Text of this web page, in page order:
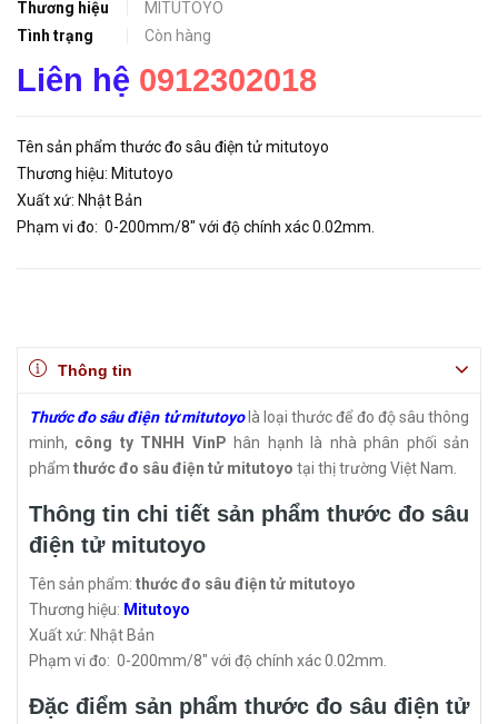
Thương hiệu
MITUTOYO
Tình trạng
Còn hàng
Liên hệ 0912302018
Tên sản phẩm thước đo sâu điện tử mitutoyo
Thương hiệu: Mitutoyo
Xuất xứ: Nhật Bản
Phạm vi đo: 0-200mm/8" với độ chính xác 0.02mm.
Thông tin
Thước đo sâu điện tử mitutoyolà loại thước để đo độ sâu thông
minh, công ty TNHH VinP hân hạnh là nhà phân phối sản
phẩm thước đo sâu điện tử mitutoyo tại thị trường Việt Nam.
Thông tin chi tiết sản phẩm thước đo sâu
điện tử mitutoyo
Tên sản phẩm: thước đo sâu điện tử mitutoyo
Thương hiệu: Mitutoyo
Xuất xứ: Nhật Bản
Phạm vi đo: 0-200mm/8" với độ chính xác 0.02mm.
Đặc điểm sản phẩm thước đo sâu điện tử